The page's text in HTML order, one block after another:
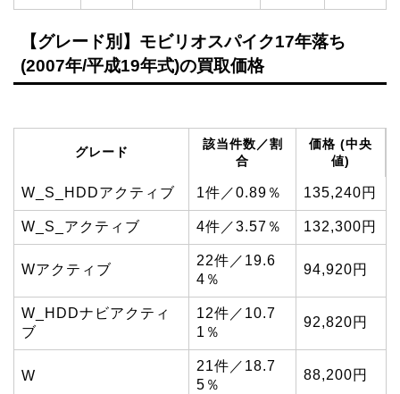
【グレード別】モビリオスパイク17年落ち
(2007年/平成19年式)の買取価格
グレード
該当件数／割
合
価格 (中央
値)
W_S_HDDアクティブ 1件／0.89％ 135,240円
W_S_アクティブ 4件／3.57％ 132,300円
Wアクティブ
22件／19.6
4％
94,920円
W_HDDナビアクティ
ブ
12件／10.7
1％
92,820円
W
21件／18.7
5％
88,200円